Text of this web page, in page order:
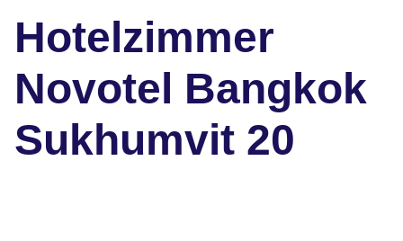
Hotelzimmer
Novotel Bangkok
Sukhumvit 20